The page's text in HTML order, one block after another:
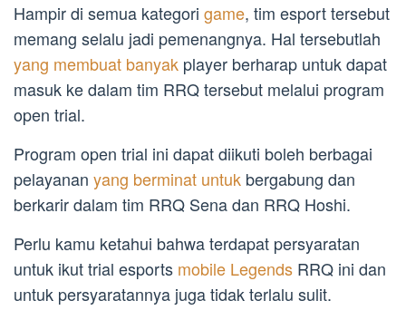
Hampir di semua kategori game, tim esport tersebut
memang selalu jadi pemenangnya. Hal tersebutlah
yang membuat banyak player berharap untuk dapat
masuk ke dalam tim RRQ tersebut melalui program
open trial.
Program open trial ini dapat diikuti boleh berbagai
pelayanan yang berminat untuk bergabung dan
berkarir dalam tim RRQ Sena dan RRQ Hoshi.
Perlu kamu ketahui bahwa terdapat persyaratan
untuk ikut trial esports mobile Legends RRQ ini dan
untuk persyaratannya juga tidak terlalu sulit.